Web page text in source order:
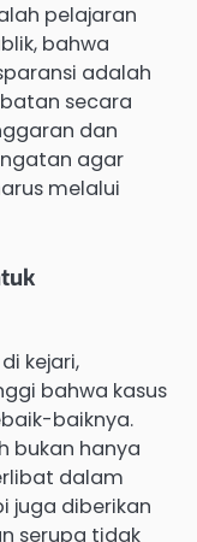
pelajaran
bahwa
adalah
secara
dan
agar
melalui
kejari,
bahwa kasus
baiknya.
bukan hanya
dalam
juga diberikan
serupa tidak